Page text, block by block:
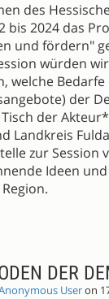
des
bis 2024 das
und fördern"
würden
welche
der
der
Landkreis
zur Session
Ideen
DER
Useron